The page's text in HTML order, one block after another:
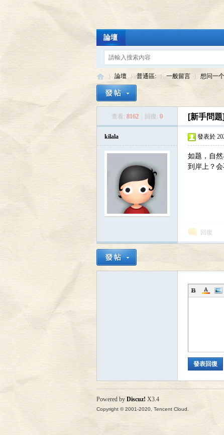
論壇
蟹
論壇
›
普通區:
›
一般留言
›
想问一
查看: 8162 回復: 0 [新手問題]
kilala 發表於
如题，自
到岸上？
回復
發表回復
Powered by Discuz! X3.4
Copyright © 2001-2020, Tencent Cloud.